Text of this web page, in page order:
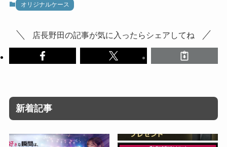
オリジナルケース
店長野田の記事が気に入ったらシェアしてね
新着記事